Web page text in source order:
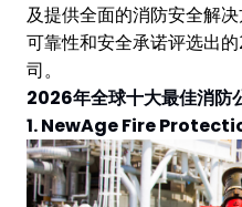
及提供全面的消防安全解
可靠性和安全承诺评选出
司。
2026年全球十大最佳消防
1. NewAge Fire